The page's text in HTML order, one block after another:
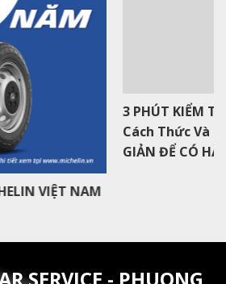
GENERAL NEWS & EVENTS
Suất Lốp Ô Tô: Tìm Hiểu
Điểm Kiểm TraỐP Ô TÔ ĐƠN
AN TOÀN